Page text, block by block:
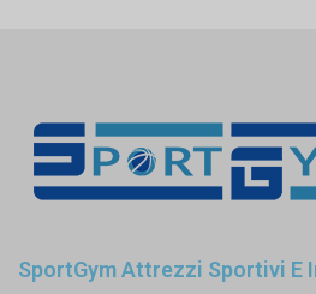
SportGym Attrezzi Sportivi E